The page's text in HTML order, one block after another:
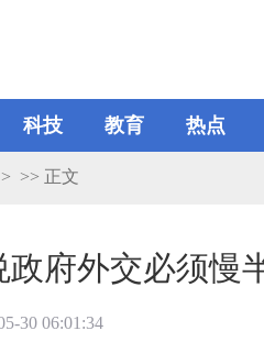
科技 教育 热点
> >> 正文
府外交必须慢
30 06:01:34